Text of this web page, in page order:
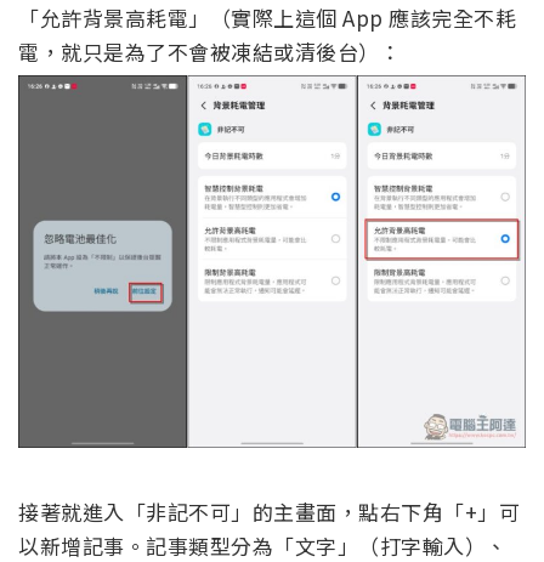
「允許背景高耗電」（實際上這個 App 應該完全不耗
電，就只是為了不會被凍結或清後台）：
接著就進入「非記不可」的主畫面，點右下角「+」可
以新增記事。記事類型分為「文字」（打字輸入）、